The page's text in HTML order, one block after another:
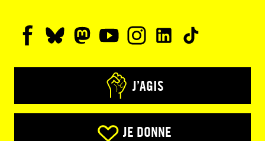
J’AGIS
JE DONNE